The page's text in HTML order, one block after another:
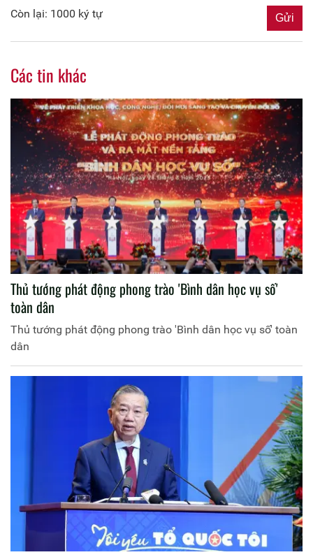
Còn lại: 1000 ký tự
Các tin khác
Thủ tướng phát động phong trào 'Bình dân học vụ số'
toàn dân
Thủ tướng phát động phong trào 'Bình dân học vụ số' toàn
dân